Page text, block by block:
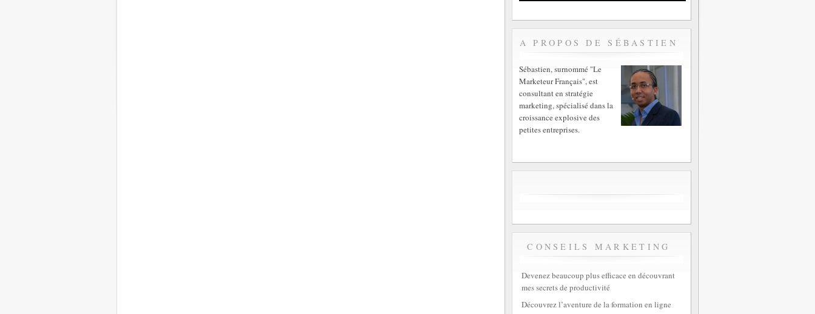
A PROPOS DE SÉBASTIEN
Sébastien, surnommé "Le
Marketeur Français", est
consultant en stratégie
marketing, spécialisé dans la
croissance explosive des
petites entreprises.
CONSEILS MARKETING
Devenez beaucoup plus efficace en découvrant
mes secrets de productivité
Découvrez l’aventure de la formation en ligne